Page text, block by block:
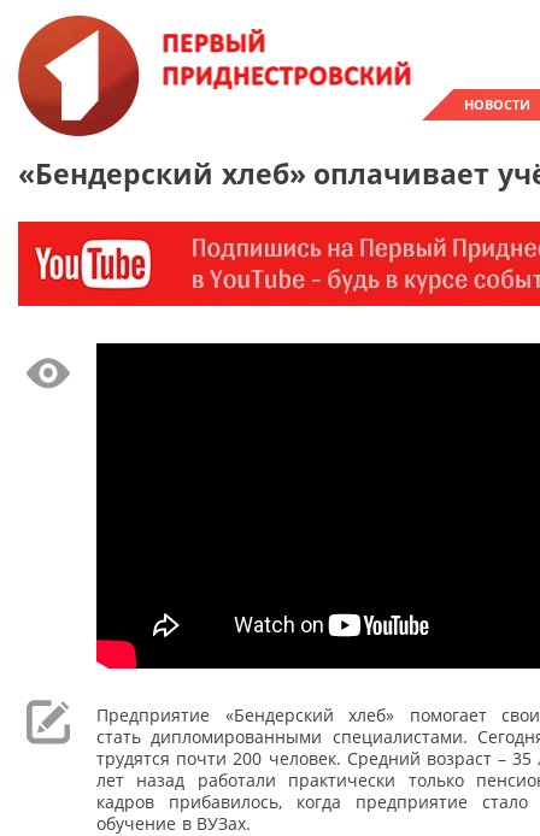
НОВОСТИ
«Бендерский хлеб» оплачивает
Предприятие «Бендерский хлеб» помогает
стать дипломированными специалистами.
трудятся почти 200 человек. Средний возраст –
лет назад работали практически только
кадров прибавилось, когда предприятие
обучение в ВУЗах.